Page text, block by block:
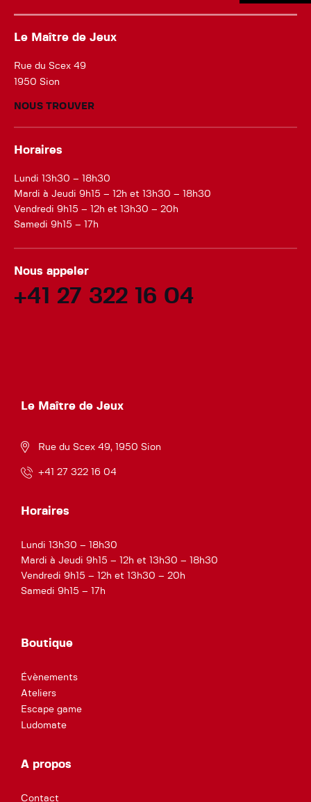
Le Maître de Jeux
Rue du Scex 49
1950 Sion
NOUS TROUVER
Horaires
Lundi 13h30 – 18h30
Mardi à Jeudi 9h15 – 12h et 13h30 – 18h30
Vendredi 9h15 – 12h et 13h30 – 20h
Samedi 9h15 – 17h
Nous appeler
+41 27 322 16 04
Le Maître de Jeux
Rue du Scex 49, 1950 Sion
+41 27 322 16 04
Horaires
Lundi 13h30 – 18h30
Mardi à Jeudi 9h15 – 12h et 13h30 – 18h30
Vendredi 9h15 – 12h et 13h30 – 20h
Samedi 9h15 – 17h
Boutique
Évènements
Ateliers
Escape game
Ludomate
A propos
Contact